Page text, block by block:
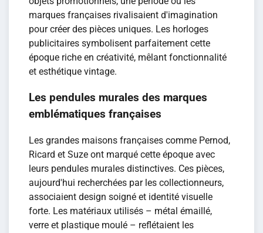
marques françaises rivalisaient d'imagination
pour créer des pièces uniques. Les horloges
publicitaires symbolisent parfaitement cette
époque riche en créativité, mêlant fonctionnalité
et esthétique vintage.
Les pendules murales des marques
emblématiques françaises
Les grandes maisons françaises comme Pernod,
Ricard et Suze ont marqué cette époque avec
leurs pendules murales distinctives. Ces pièces,
aujourd'hui recherchées par les collectionneurs,
associaient design soigné et identité visuelle
forte. Les matériaux utilisés – métal émaillé,
verre et plastique moulé – reflétaient les